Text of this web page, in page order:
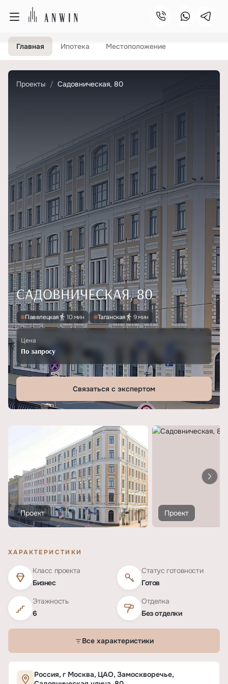
Главная Ипотека Местоположение
Проекты Садовническая, 80
САДОВНИЧЕСКАЯ, 80
Павелецкая 10 мин Таганская 9 мин
Цена
По запросу
Связаться с экспертом
Проект Проект
ХАРАКТЕРИСТИКИ
Класс проекта
Бизнес
Статус готовности
Готов
Этажность
6
Отделка
Без отделки
Все характеристики
Характеристики ЖК «Садовническая, 80»
Россия, г Москва, ЦАО, Замоскворечье,